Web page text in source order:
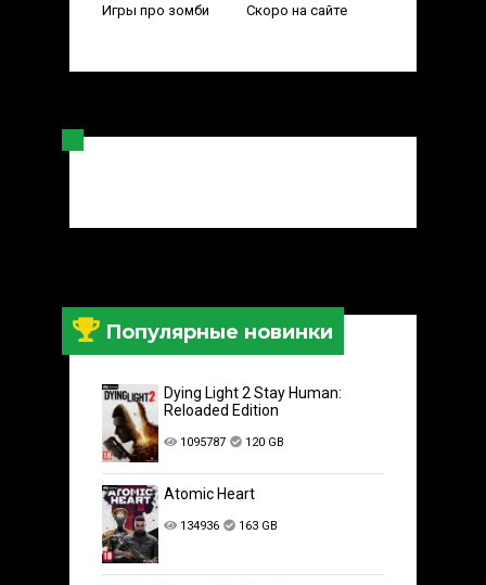
Игры про зомби Скоро на сайте
Популярные новинки
Dying Light 2 Stay Human:
Reloaded Edition
1095787 120 GB
Atomic Heart
134936 163 GB